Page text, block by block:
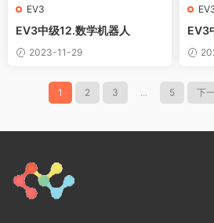
EV3
EV3中级12.数学机器人
2023-11-29
EV3
1 2 3 ... 5 下